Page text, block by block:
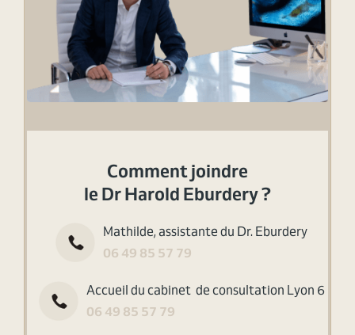
Comment joindre
le Dr Harold Eburdery ?
Mathilde, assistante du Dr. Eburdery
06 49 85 57 79
Accueil du cabinet de consultation Lyon 6
06 49 85 57 79